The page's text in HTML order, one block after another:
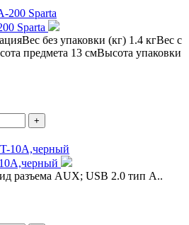
Sparta
без упаковки (кг) 1.4 кгВес с
предмета 13 смВысота упаковки
+
разъема AUX; USB 2.0 тип A..